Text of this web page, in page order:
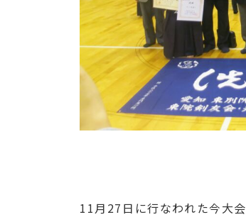
11月27日に行なわれた今大